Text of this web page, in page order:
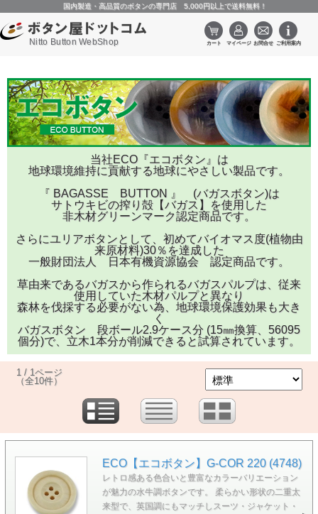
国内製造・高品質のボタンの専門店 5,000円以上で送料無料！
Nitto Button WebShop
当社ECO『エコボタン』は
地球環境維持に貢献する地球にやさしい製品です。
『 BAGASSE　BUTTON 』　(バガスボタン)は
サトウキビの搾り殻【バガス】を使用した
非木材グリーンマーク認定商品です。
さらにユリアボタンとして、初めてバイオマス度(植物由
来原材料)30％を達成した
一般財団法人　日本有機資源協会　認定商品です。
草由来であるバガスから作られるバガスパルプは、従来
使用していた木材パルプと異なり
森林を伐採する必要がない為、地球環境保護効果も大き
く
バガスボタン　段ボール2.9ケース分 (15㎜換算、56095
個分)で、立木1本分が削減できると試算されています。
1 / 1ページ
（全10件）
ECO【エコボタン】G-COR 220 (4748)
レトロ感ある色合いと豊富なカラーバリエーション
が魅力の水牛調ボタンです。 柔らかい形状の二重太
来型で、英国調にもマッチしスーツ・ジャケット・